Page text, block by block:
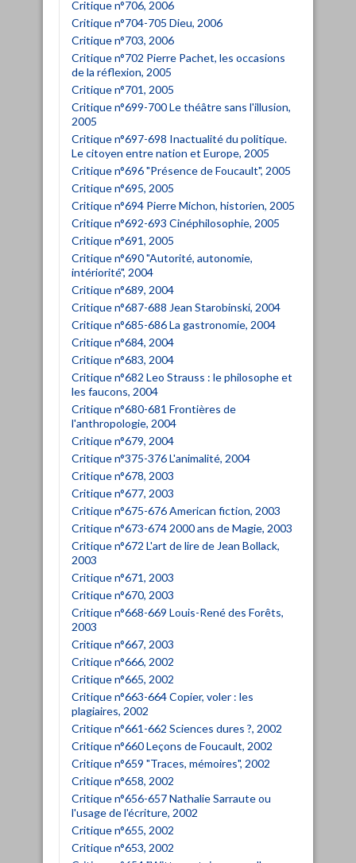
Critique n°706, 2006
Critique n°704-705 Dieu, 2006
Critique n°703, 2006
Critique n°702 Pierre Pachet, les occasions
de la réflexion, 2005
Critique n°701, 2005
Critique n°699-700 Le théâtre sans l'illusion,
2005
Critique n°697-698 Inactualité du politique.
Le citoyen entre nation et Europe, 2005
Critique n°696 "Présence de Foucault", 2005
Critique n°695, 2005
Critique n°694 Pierre Michon, historien, 2005
Critique n°692-693 Cinéphilosophie, 2005
Critique n°691, 2005
Critique n°690 "Autorité, autonomie,
intériorité", 2004
Critique n°689, 2004
Critique n°687-688 Jean Starobinski, 2004
Critique n°685-686 La gastronomie, 2004
Critique n°684, 2004
Critique n°683, 2004
Critique n°682 Leo Strauss : le philosophe et
les faucons, 2004
Critique n°680-681 Frontières de
l'anthropologie, 2004
Critique n°679, 2004
Critique n°375-376 L'animalité, 2004
Critique n°678, 2003
Critique n°677, 2003
Critique n°675-676 American fiction, 2003
Critique n°673-674 2000 ans de Magie, 2003
Critique n°672 L'art de lire de Jean Bollack,
2003
Critique n°671, 2003
Critique n°670, 2003
Critique n°668-669 Louis-René des Forêts,
2003
Critique n°667, 2003
Critique n°666, 2002
Critique n°665, 2002
Critique n°663-664 Copier, voler : les
plagiaires, 2002
Critique n°661-662 Sciences dures ?, 2002
Critique n°660 Leçons de Foucault, 2002
Critique n°659 "Traces, mémoires", 2002
Critique n°658, 2002
Critique n°656-657 Nathalie Sarraute ou
l'usage de l'écriture, 2002
Critique n°655, 2002
Critique n°653, 2002